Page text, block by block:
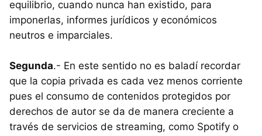
equilibrio, cuando nunca han existido, para
imponerlas, informes jurídicos y económicos
neutros e imparciales.
Segunda.- En este sentido no es baladí recordar
que la copia privada es cada vez menos corriente
pues el consumo de contenidos protegidos por
derechos de autor se da de manera creciente a
través de servicios de streaming, como Spotify o